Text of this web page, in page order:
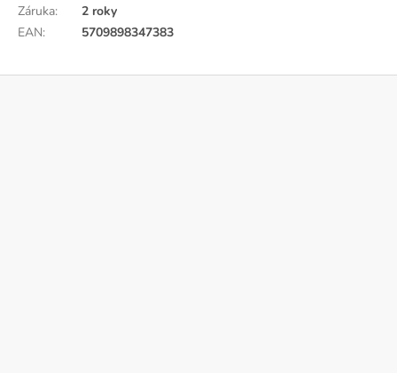
Záruka:
2 roky
EAN: 5709898347383
Z